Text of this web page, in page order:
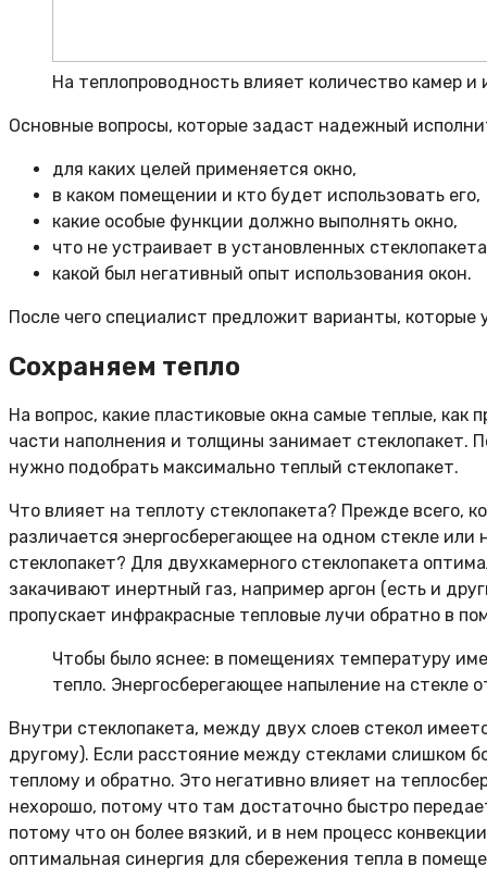
На теплопроводность влияет количество камер
Основные вопросы, которые задаст надежный
для каких целей применяется окно,
в каком помещении и кто будет использовать его,
какие особые функции должно выполнять окно,
что не устраивает в установленных
какой был негативный опыт использования окон.
После чего специалист предложит варианты,
Сохраняем тепло
На вопрос, какие пластиковые окна самые теплые,
части наполнения и толщины занимает стеклопакет.
нужно подобрать максимально теплый стеклопакет.
Что влияет на теплоту стеклопакета? Прежде всего,
различается энергосберегающее на одном стекле
стеклопакет? Для двухкамерного стеклопакета
закачивают инертный газ, например аргон (есть и
пропускает инфракрасные тепловые лучи обратно в
Чтобы было яснее: в помещениях температуру
тепло. Энергосберегающее напыление на стекле
Внутри стеклопакета, между двух слоев стекол
другому). Если расстояние между стеклами слишком
теплому и обратно. Это негативно влияет на
нехорошо, потому что там достаточно быстро
потому что он более вязкий, и в нем процесс
оптимальная синергия для сбережения тепла в